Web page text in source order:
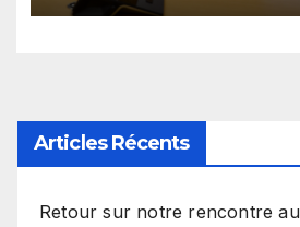
Articles Récents
Retour sur notre rencontre au